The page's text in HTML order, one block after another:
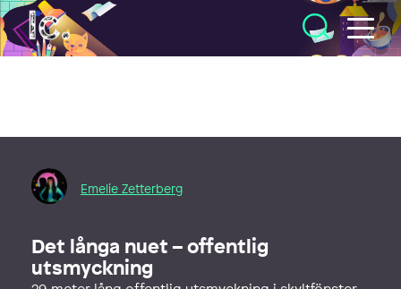
Illustratörcentrum
Emelie Zetterberg
Det långa nuet – offentlig
utsmyckning